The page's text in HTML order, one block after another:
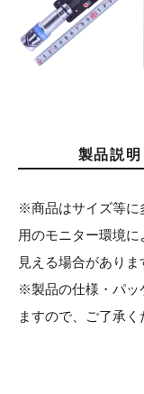
製品説明
※商品はサイズ等に
用のモニター環境
見える場合がありま
※製品の仕様・パッ
ますので、ご了承く